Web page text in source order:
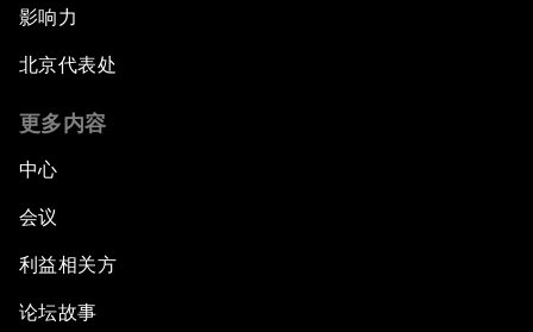
影响力
北京代表处
更多内容
中心
会议
利益相关方
论坛故事